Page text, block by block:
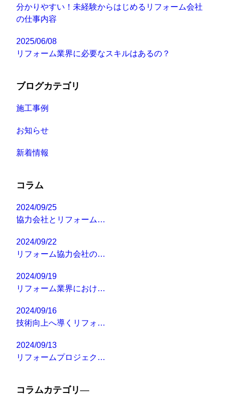
分かりやすい！未経験からはじめるリフォーム会社
の仕事内容
2025/06/08
リフォーム業界に必要なスキルはあるの？
ブログカテゴリ
施工事例
お知らせ
新着情報
コラム
2024/09/25
協力会社とリフォーム…
2024/09/22
リフォーム協力会社の…
2024/09/19
リフォーム業界におけ…
2024/09/16
技術向上へ導くリフォ…
2024/09/13
リフォームプロジェク…
コラムカテゴリ―